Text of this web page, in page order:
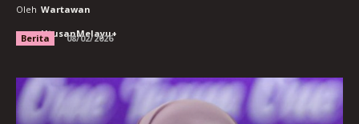
Oleh Wartawan
UtusanMelayu+
Berita 08/02/2026